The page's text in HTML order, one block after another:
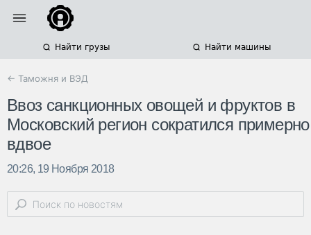
Найти грузы Найти машины
← Таможня и ВЭД
Ввоз санкционных овощей и фруктов в
Московский регион сократился примерно
вдвое
20:26, 19 Ноября 2018